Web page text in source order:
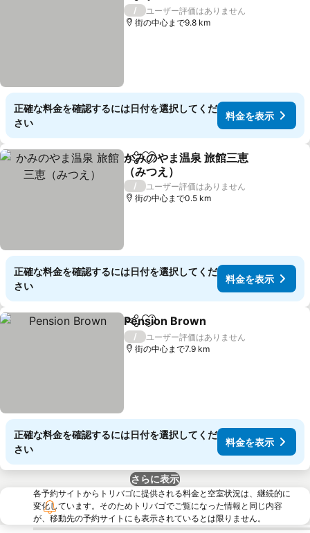
/
ユーザー評価はありません
街の中心まで9.8 km
正確な料金を確認するには日付を選択してくだ
さい
料金を表示
シェアお気に入りに追加
かみのやま温泉 旅館三恵
（みつえ）
/
ユーザー評価はありません
街の中心まで0.5 km
正確な料金を確認するには日付を選択してくだ
さい
料金を表示
シェアお気に入りに追加
Pension Brown
/
ユーザー評価はありません
街の中心まで7.9 km
正確な料金を確認するには日付を選択してくだ
さい
料金を表示
さらに表示
各予約サイトからトリバゴに提供される料金と空室状況は、継続的に
変化しています。そのためトリバゴでご覧になった情報と同じ内容
が、移動先の予約サイトにも表示されているとは限りません。